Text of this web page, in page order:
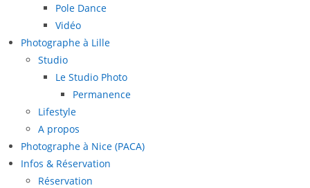
Pole Dance
Vidéo
Photographe à Lille
Studio
Le Studio Photo
Permanence
Lifestyle
A propos
Photographe à Nice (PACA)
Infos & Réservation
Réservation